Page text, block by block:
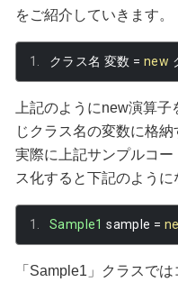
をご紹介していきます。
クラス名 変数 = new
上記のようにnew演算
じクラス名の変数に格納
実際に上記サンプルコ
ス化すると下記のように
Sample1 sample =
「Sample1」クラスで